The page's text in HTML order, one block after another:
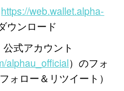
https://web.wallet.alpha-
ウンロード
式アカウント
alphau_official）のフォ
ォロー＆リツイート）